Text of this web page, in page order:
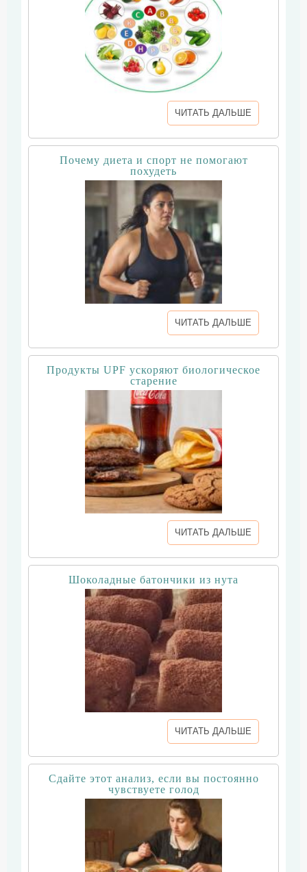
ЧИТАТЬ ДАЛЬШЕ
Почему диета и спорт не помогают
похудеть
ЧИТАТЬ ДАЛЬШЕ
Продукты UPF ускоряют биологическое
старение
ЧИТАТЬ ДАЛЬШЕ
Шоколадные батончики из нута
ЧИТАТЬ ДАЛЬШЕ
Сдайте этот анализ, если вы постоянно
чувствуете голод